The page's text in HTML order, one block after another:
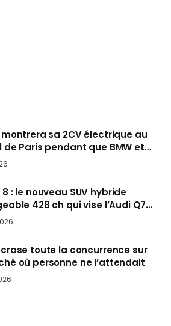
sa 2CV électrique au
de Paris pendant que BMW et
le salon
: le nouveau SUV hybride
428 ch qui vise l’Audi Q7
Europe cet automne
toute la concurrence sur
où personne ne l’attendait